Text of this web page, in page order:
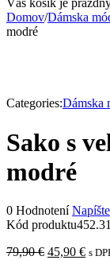
Váš košík je
Domov/Dámska
modré
Categories:Dámska
Sako s
modré
0 Hodnotení
Kód produktu
79,90€ 45,90 € s